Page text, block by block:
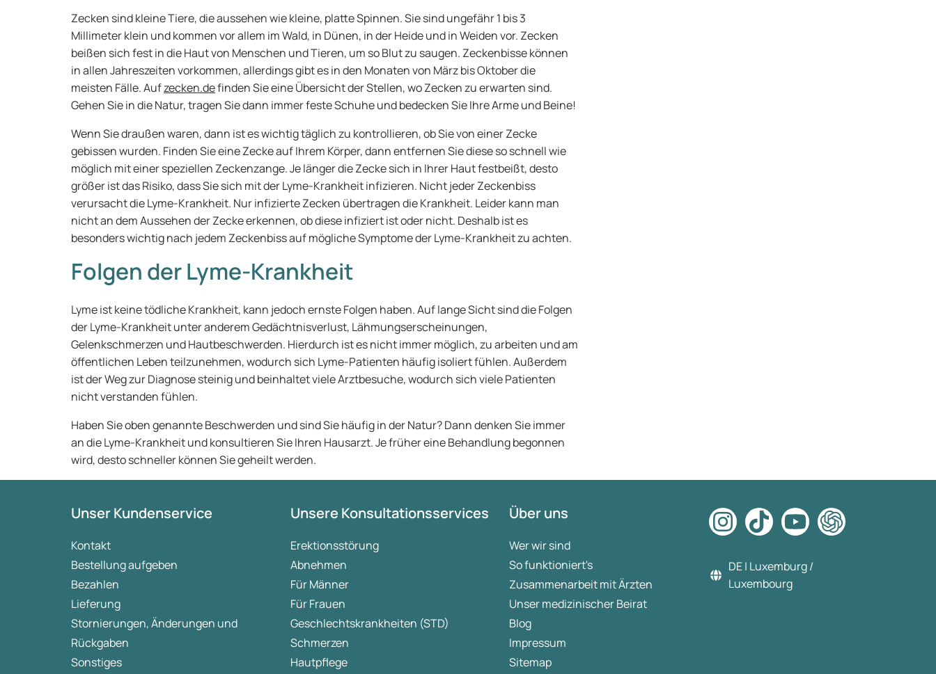
Zecken sind kleine Tiere, die aussehen wie kleine, platte Spinnen. Sie sind ungefähr 1 bis 3
Millimeter klein und kommen vor allem im Wald, in Dünen, in der Heide und in Weiden vor. Zecken
beißen sich fest in die Haut von Menschen und Tieren, um so Blut zu saugen. Zeckenbisse können
in allen Jahreszeiten vorkommen, allerdings gibt es in den Monaten von März bis Oktober die
meisten Fälle. Aufzecken.definden Sie eine Übersicht der Stellen, wo Zecken zu erwarten sind.
Gehen Sie in die Natur, tragen Sie dann immer feste Schuhe und bedecken Sie Ihre Arme und Beine!
Wenn Sie draußen waren, dann ist es wichtig täglich zu kontrollieren, ob Sie von einer Zecke
gebissen wurden. Finden Sie eine Zecke auf Ihrem Körper, dann entfernen Sie diese so schnell wie
möglich mit einer speziellen Zeckenzange. Je länger die Zecke sich in Ihrer Haut festbeißt, desto
größer ist das Risiko, dass Sie sich mit der Lyme-Krankheit infizieren. Nicht jeder Zeckenbiss
verursacht die Lyme-Krankheit. Nur infizierte Zecken übertragen die Krankheit. Leider kann man
nicht an dem Aussehen der Zecke erkennen, ob diese infiziert ist oder nicht. Deshalb ist es
besonders wichtig nach jedem Zeckenbiss auf mögliche Symptome der Lyme-Krankheit zu achten.
Folgen der Lyme-Krankheit
Lyme ist keine tödliche Krankheit, kann jedoch ernste Folgen haben. Auf lange Sicht sind die Folgen
der Lyme-Krankheit unter anderem Gedächtnisverlust, Lähmungserscheinungen,
Gelenkschmerzen und Hautbeschwerden. Hierdurch ist es nicht immer möglich, zu arbeiten und am
öffentlichen Leben teilzunehmen, wodurch sich Lyme-Patienten häufig isoliert fühlen. Außerdem
ist der Weg zur Diagnose steinig und beinhaltet viele Arztbesuche, wodurch sich viele Patienten
nicht verstanden fühlen.
Haben Sie oben genannte Beschwerden und sind Sie häufig in der Natur? Dann denken Sie immer
an die Lyme-Krankheit und konsultieren Sie Ihren Hausarzt. Je früher eine Behandlung begonnen
wird, desto schneller können Sie geheilt werden.
Unser Kundenservice
Kontakt
Bestellung aufgeben
Bezahlen
Lieferung
Stornierungen, Änderungen und
Rückgaben
Sonstiges
Unsere Konsultationsservices
Erektionsstörung
Abnehmen
Für Männer
Für Frauen
Geschlechtskrankheiten (STD)
Schmerzen
Hautpflege
Über uns
Wer wir sind
So funktioniert's
Zusammenarbeit mit Ärzten
Unser medizinischer Beirat
Blog
Impressum
Sitemap
DE | Luxemburg /
Luxembourg